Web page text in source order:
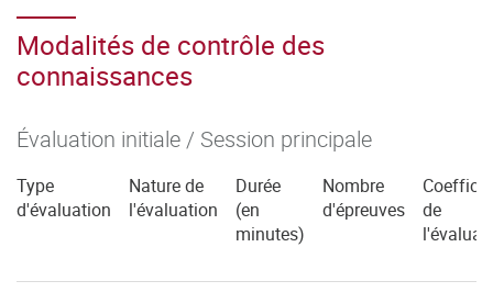
Modalités de contrôle des
connaissances
Évaluation initiale / Session principale
Type
d'évaluation
Nature de
l'évaluation
Durée
(en
minutes)
Nombre
d'épreuves
de